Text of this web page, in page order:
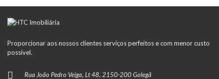
Proporcionar aos nossos clientes serviços perfeitos e com menor custo
possível.
Rua João Pedro Veiga, Lt 48, 2150-200 Golegã